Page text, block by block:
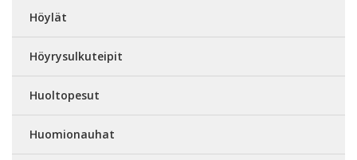
Höylät
Höyrysulkuteipit
Huoltopesut
Huomionauhat